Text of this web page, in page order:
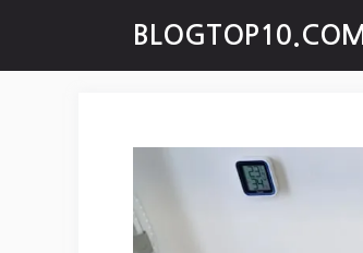
content
BLOGTOP10.COM